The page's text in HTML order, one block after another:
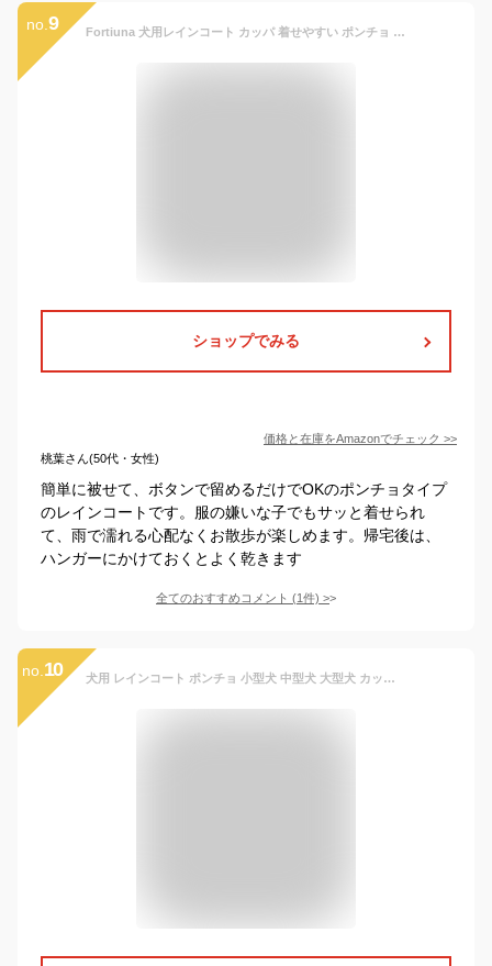
no. 9 Fortiuna 犬用レインコート カッパ 着せやすい ポンチョ タイプ 小型犬 中型犬 大型犬 対応 リード穴付き (ブルー, M)
ショップでみる
価格と在庫をAmazonでチェック >>
桃葉さん(50代・女性)
簡単に被せて、ボタンで留めるだけでOKのポンチョタイプ
のレインコートです。服の嫌いな子でもサッと着せられ
て、雨で濡れる心配なくお散歩が楽しめます。帰宅後は、
ハンガーにかけておくとよく乾きます
全てのおすすめコメント (1件) >
no. 10 犬用 レインコート ポンチョ 小型犬 中型犬 大型犬 カッパ 合羽 着せやすい 雨具 フード リード穴付き サイズ調節 カバーオール 梅雨対策 防水 撥水 可愛い お洒落 お散歩 簡単装着 フレンチブルドッグ チワワ プードル 柴犬 コーギー 動物柄